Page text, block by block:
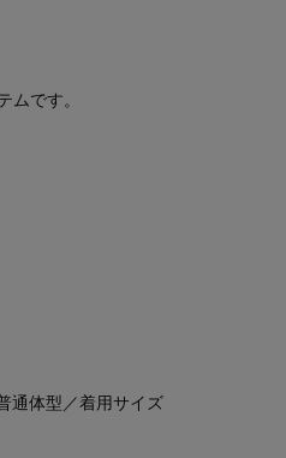
ムです。
通体型／着用サイズ